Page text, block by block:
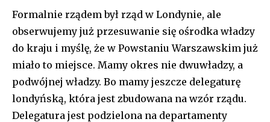
Formalnie rządem był rząd w Londynie, ale
obserwujemy już przesuwanie się ośrodka władzy
do kraju i myślę, że w Powstaniu Warszawskim już
miało to miejsce. Mamy okres nie dwuwładzy, a
podwójnej władzy. Bo mamy jeszcze delegaturę
londyńską, która jest zbudowana na wzór rządu.
Delegatura jest podzielona na departamenty